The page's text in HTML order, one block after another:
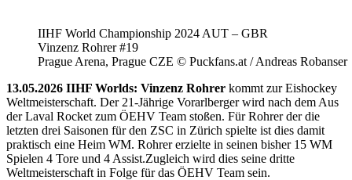
IIHF World Championship 2024 AUT – GBR
Vinzenz Rohrer #19
Prague Arena, Prague CZE © Puckfans.at / Andreas Robanser
13.05.2026 IIHF Worlds: Vinzenz Rohrer kommt zur Eishockey
Weltmeisterschaft. Der 21-Jährige Vorarlberger wird nach dem Aus
der Laval Rocket zum ÖEHV Team stoßen. Für Rohrer der die
letzten drei Saisonen für den ZSC in Zürich spielte ist dies damit
praktisch eine Heim WM. Rohrer erzielte in seinen bisher 15 WM
Spielen 4 Tore und 4 Assist.Zugleich wird dies seine dritte
Weltmeisterschaft in Folge für das ÖEHV Team sein.